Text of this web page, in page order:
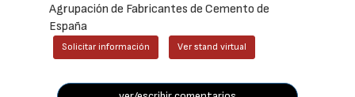
Agrupación de Fabricantes de Cemento de
España
Solicitar información Ver stand virtual